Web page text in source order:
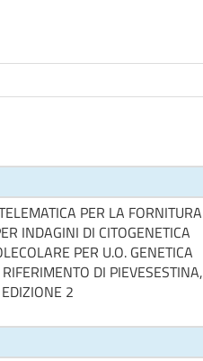
PER LA FORNITURA
INDAGINI DI CITOGENETICA
PER U.O. GENETICA
DI PIEVESESTINA,
2